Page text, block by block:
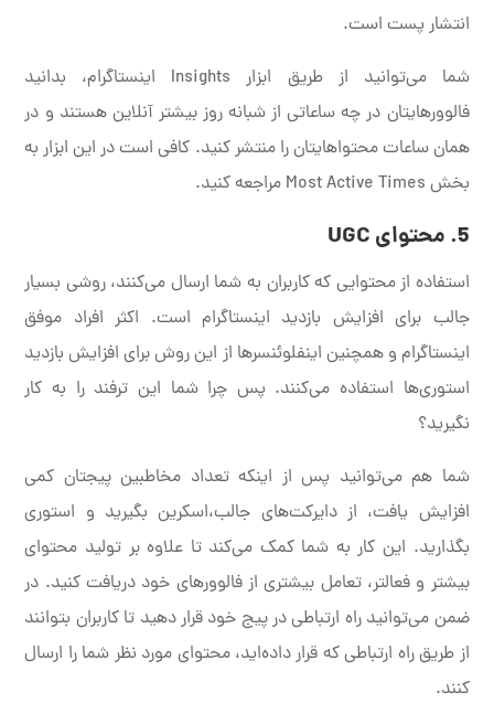
انتشار پست است.
شما می‌توانید از طریق ابزار Insights اینستاگرام، بدانید
فالوورهایتان در چه ساعاتی از شبانه روز بیشتر آنلاین هستند و در
همان ساعات محتواهایتان را منتشر کنید. کافی است در این ابزار به
بخش Most Active Times مراجعه کنید.
5. محتوای UGC
استفاده از محتوایی که کاربران به شما ارسال می‌کنند، روشی بسیار
جالب برای افزایش بازدید اینستاگرام است. اکثر افراد موفق
اینستاگرام و همچنین اینفلوئنسرها از این روش برای افزایش بازدید
استوری‌ها استفاده می‌کنند. پس چرا شما این ترفند را به کار
نگیرید؟
شما هم می‌توانید پس از اینکه تعداد مخاطبین پیجتان کمی
افزایش یافت، از دایرکت‌های جالب،اسکرین بگیرید و استوری
بگذارید. این کار به شما کمک می‌کند تا علاوه بر تولید محتوای
بیشتر و فعالتر، تعامل بیشتری از فالوورهای خود دریافت کنید. در
ضمن می‌توانید راه ارتباطی در پیج خود قرار دهید تا کاربران بتوانند
از طریق راه ارتباطی که قرار داده‌اید، محتوای مورد نظر شما را ارسال
کنند.